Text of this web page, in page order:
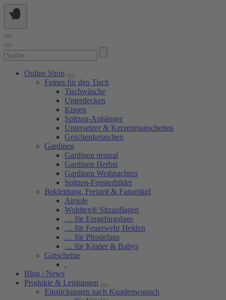
Springe
zum
Suchen
nach:
Online Shop
Feines für den Tisch
Tischwäsche
Unterdecken
Kissen
Spitzen-Anhänger
Untersetzer & Kerzenmanschetten
Geschenketaschen
Gardinen
Gardinen neutral
Gardinen Herbst
Gardinen Weihnachten
Spitzen-Fensterbilder
Bekleidung, Freizeit & Fanartikel
Airsole
Wohltex® Sitzauflagen
… für Erzgebirgsfans
… für Feuerwehr Helden
… für Pferdefans
… für Kinder & Babys
Gutscheine
.
Blog / News
Produkte & Leistungen
Einstickungen nach Kundenwunsch